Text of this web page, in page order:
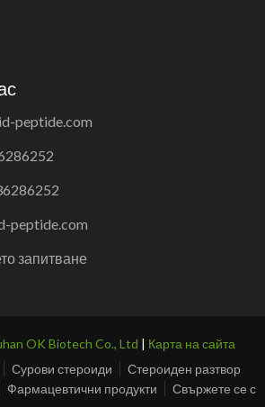
peptide.com
peptide.com
запитване
OK Biotech Co., Ltd | Карта на сайта
Сурови стероиди
Стероиден разтвор
Фармацевтични продукти
Свържете се с